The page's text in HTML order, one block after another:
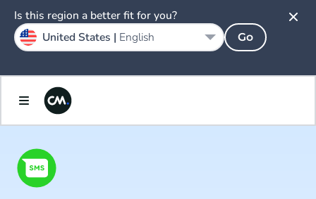
Is this region a better fit for you?
United States | English Go